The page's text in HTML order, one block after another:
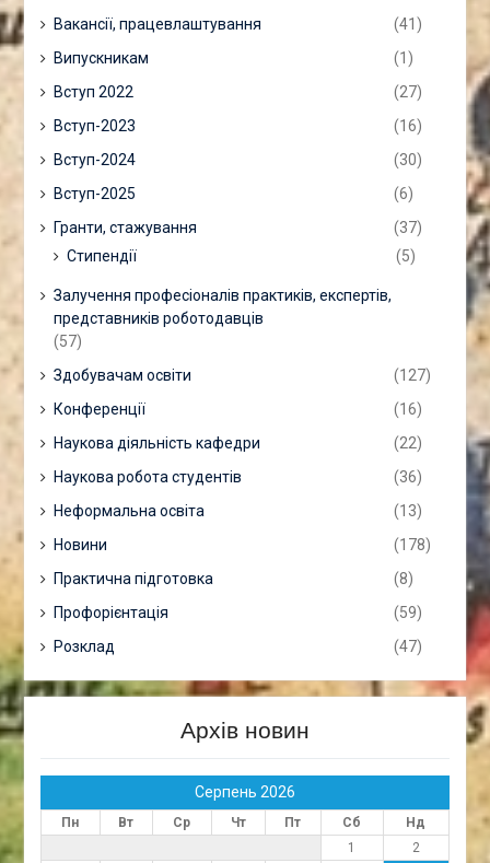
Вакансії, працевлаштування
(41)
Випускникам
(1)
Вступ 2022
(27)
Вступ-2023
(16)
Вступ-2024
(30)
Вступ-2025
(6)
Гранти, стажування
(37)
Стипендії
(5)
Залучення професіоналів практиків, експертів,
представників роботодавців
(57)
Здобувачам освіти
(127)
Конференції
(16)
Наукова діяльність кафедри
(22)
Наукова робота студентів
(36)
Неформальна освіта
(13)
Новини
(178)
Практична підготовка
(8)
Профорієнтація
(59)
Розклад
(47)
Архів новин
Серпень 2026
Пн Вт Ср Чт Пт Сб
Нд
1
2